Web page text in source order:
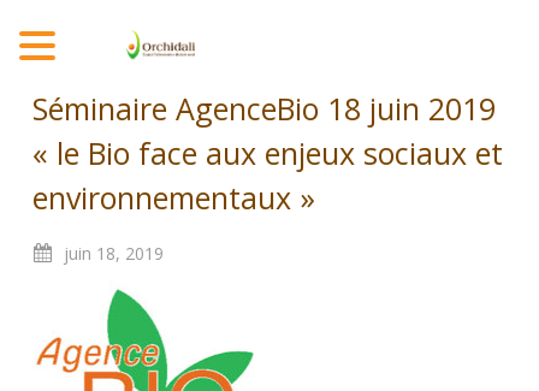
Séminaire AgenceBio 18 juin 2019
« le Bio face aux enjeux sociaux et
environnementaux »
juin 18, 2019